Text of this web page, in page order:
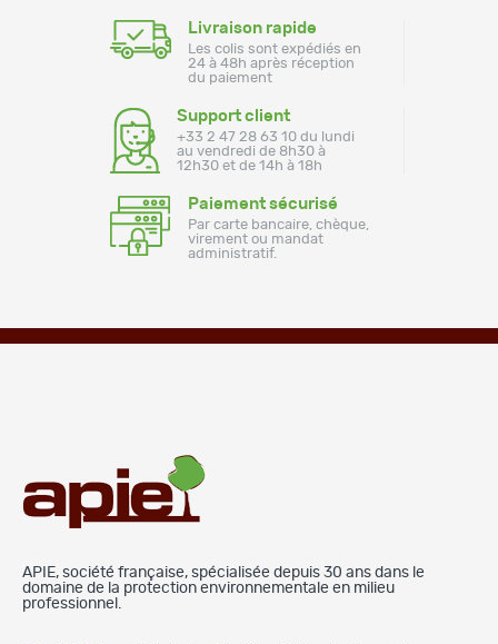
Livraison rapide
Les colis sont expédiés en
24 à 48h après réception
du paiement
Support client
+33 2 47 28 63 10 du lundi
au vendredi de 8h30 à
12h30 et de 14h à 18h
Paiement sécurisé
Par carte bancaire, chèque,
virement ou mandat
administratif.
APIE, société française, spécialisée depuis 30 ans dans le
domaine de la protection environnementale en milieu
professionnel.